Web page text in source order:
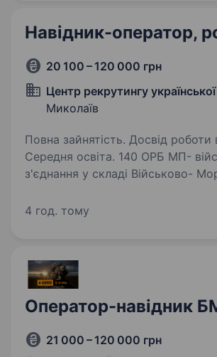
Навідник-оператор,
20 100 – 120 000 грн
Центр рекрутингу української
Миколаїв
Повна зайнятість. Досвід роботи
Середня освіта. 140 ОРБ МП- військове
з'єднання у складі Військово-
до повномасштабного
4 год. тому
Оператор-навідник
21 000 – 120 000 грн